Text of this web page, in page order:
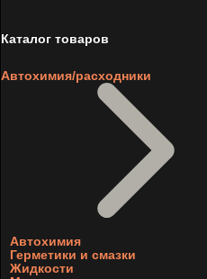
Каталог товаров
Автохимия/расходники
Автохимия
Герметики и смазки
Жидкости